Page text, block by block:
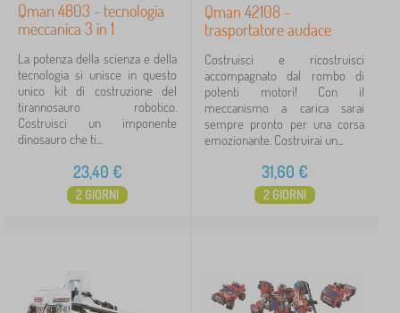
Qman 4803 - tecnologia
meccanica 3 in 1
La potenza della scienza e della
tecnologia si unisce in questo
unico kit di costruzione del
tirannosauro robotico.
Costruisci un imponente
dinosauro che ti...
23,40 €
2 GIORNI
Qman 42108 -
trasportatore audace
Costruisci e ricostruisci
accompagnato dal rombo di
potenti motori! Con il
meccanismo a carica sarai
sempre pronto per una corsa
emozionante. Costruirai un...
31,60 €
2 GIORNI